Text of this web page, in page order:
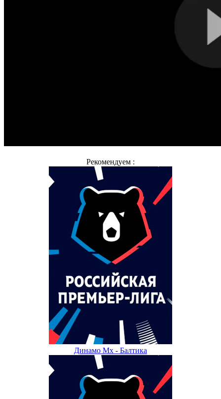
Рекомендуем :
Динамо Мх - Балтика